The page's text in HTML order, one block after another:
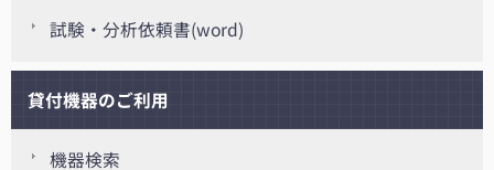
試験・分析依頼書(word)
貸付機器のご利用
機器検索